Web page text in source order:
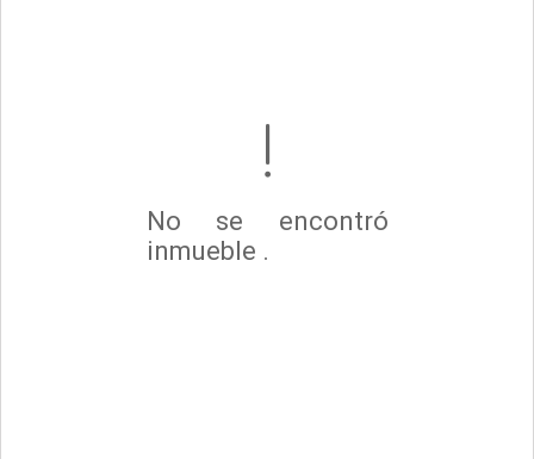
No se encontró
inmueble .